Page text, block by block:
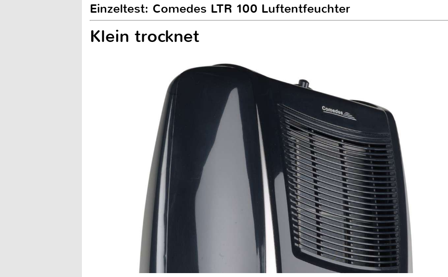
Einzeltest: Comedes LTR 100 Luftentfeuchter
Klein trocknet